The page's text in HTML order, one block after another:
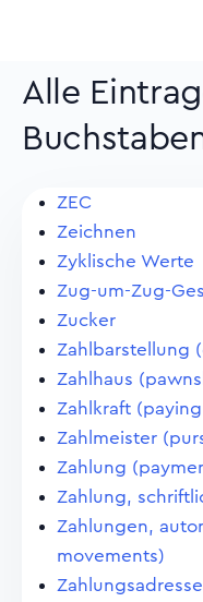
Alle
ZEC
Zeichnen
Zyklische Werte
Zug-um-Zug-
Zucker
Zahlbarstellung
Zahlhaus
Zahlkraft
Zahlmeister
Zahlung
Zahlung,
Zahlungen,
movements)